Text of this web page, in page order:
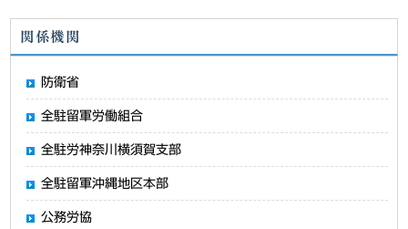
関係機関
防衛省
全駐留軍労働組合
全駐労神奈川横須賀支部
全駐留軍沖縄地区本部
公務労協